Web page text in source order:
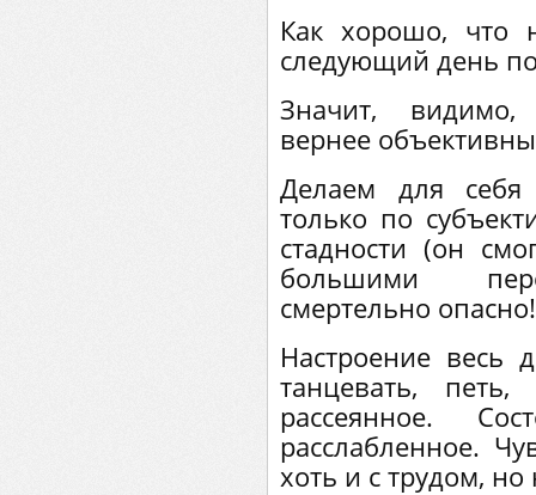
Как хорошо, что
следующий день
Значит,
вернее
Делаем для
только по
стадности (он
большими
смертельно опасно!
Настроение весь
танцевать,
рассеянное.
расслабленное.
хоть и с трудом,